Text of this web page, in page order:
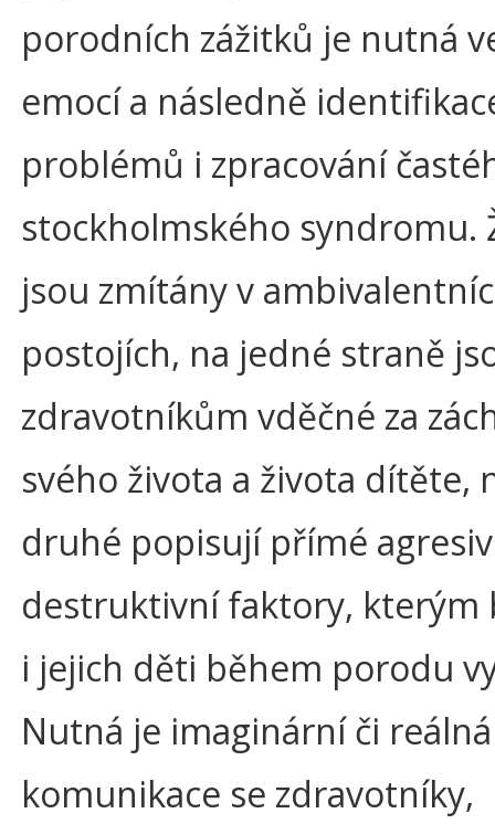
porodních zážitků je nutná
emocí a následně
problémů i zpracování
stockholmského syndromu.
jsou zmítány v
postojích, na jedné straně
zdravotníkům vděčné za
svého života a života dítěte,
druhé popisují přímé
destruktivní faktory, kterým
i jejich děti během porodu
Nutná je imaginární či reálná
komunikace se zdravotníky,